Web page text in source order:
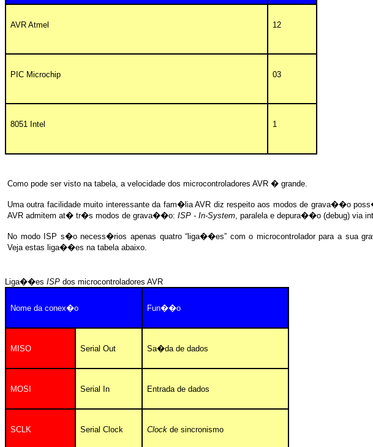
AVR Atmel 12
PIC Microchip 03
8051 Intel 1
Como pode ser visto na tabela, a velocidade dos microcontroladores AVR � grande.
Uma outra facilidade muito interessante da fam�liaAVR diz respeito aos modos de grava��o
AVR admitem at� tr�s modos de grava��o: ISP - In-System, paralela e depura��o (debug) via
No modo ISP s�o necess�rios apenas quatro “liga��es” com o microcontrolador para a sua
Veja estas liga��es na tabela abaixo.
Liga��es ISP dos microcontroladores AVR
Nome da conex�o Fun��o
MISO Serial Out Sa�da de dados
MOSI Serial In Entrada de dados
SCLK Serial Clock Clock de sincronismo